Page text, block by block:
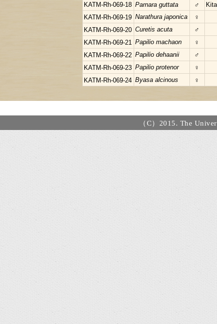
KATM-Rh-069-18 Parnara guttata ♂
KATM-Rh-069-19 Narathura japonica ♀
KATM-Rh-069-20 Curetis acuta ♂
KATM-Rh-069-21 Papilio machaon ♀
KATM-Rh-069-22 Papilio dehaanii ♂
KATM-Rh-069-23 Papilio protenor ♀
KATM-Rh-069-24 Byasa alcinous ♀
（C）2015. The